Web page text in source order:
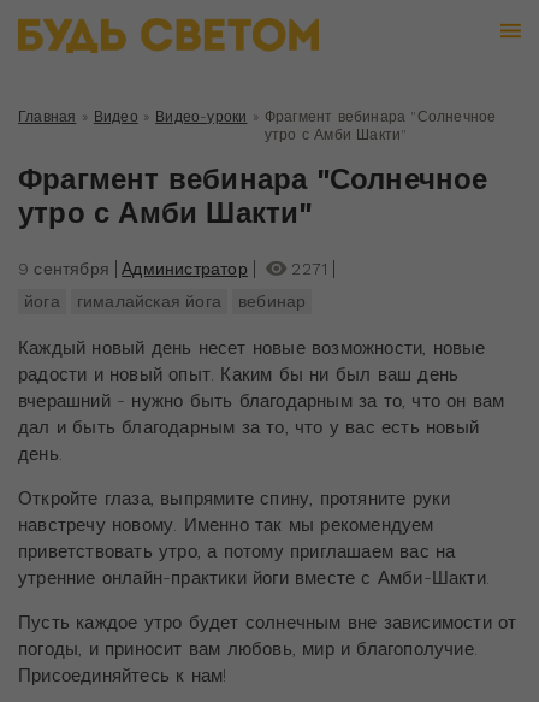
Главная » Видео » Видео-уроки » Фрагмент вебинара "Солнечное
утро с Амби Шакти"
Фрагмент вебинара "Солнечное
утро с Амби Шакти"
9 сентября Администратор
2271
йога
гималайская йога вебинар
Каждый новый день несет новые возможности, новые
радости и новый опыт. Каким бы ни был ваш день
вчерашний - нужно быть благодарным за то, что он вам
дал и быть благодарным за то, что у вас есть новый
день.
Откройте глаза, выпрямите спину, протяните руки
навстречу новому. Именно так мы рекомендуем
приветствовать утро, а потому приглашаем вас на
утренние онлайн-практики йоги вместе с Амби-Шакти.
Пусть каждое утро будет солнечным вне зависимости от
погоды, и приносит вам любовь, мир и благополучие.
Присоединяйтесь к нам!